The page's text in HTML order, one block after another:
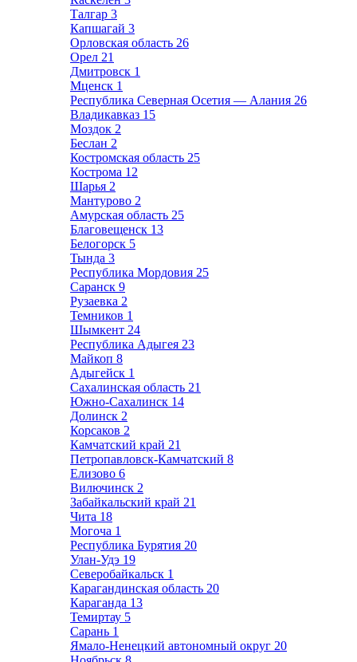
Талгар 3
Капшагай 3
Орловская область 26
Орел 21
Дмитровск 1
Мценск 1
Республика Северная Осетия — Алания 26
Владикавказ 15
Моздок 2
Беслан 2
Костромская область 25
Кострома 12
Шарья 2
Мантурово 2
Амурская область 25
Благовещенск 13
Белогорск 5
Тында 3
Республика Мордовия 25
Саранск 9
Рузаевка 2
Темников 1
Шымкент 24
Республика Адыгея 23
Майкоп 8
Адыгейск 1
Сахалинская область 21
Южно-Сахалинск 14
Долинск 2
Корсаков 2
Камчатский край 21
Петропавловск-Камчатский 8
Елизово 6
Вилючинск 2
Забайкальский край 21
Чита 18
Могоча 1
Республика Бурятия 20
Улан-Удэ 19
Северобайкальск 1
Карагандинская область 20
Караганда 13
Темиртау 5
Сарань 1
Ямало-Ненецкий автономный округ 20